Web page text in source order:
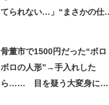
てられない…」“まさかの仕
骨董市で1500円だった“ボロ
ボロの人形”→手入れした
ら…… 目を疑う大変身に